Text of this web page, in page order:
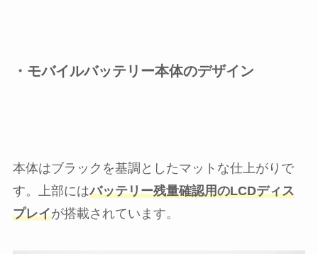
・モバイルバッテリー本体のデザイン
本体はブラックを基調としたマットな仕上がりで
す。上部にはバッテリー残量確認用のLCDディス
プレイが搭載されています。